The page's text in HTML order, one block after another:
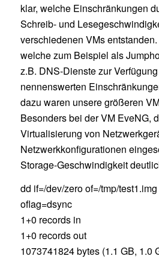
klar, welche Einschränkungen
Schreib- und
verschiedenen VMs
welche zum Beispiel als
z.B. DNS-Dienste zur
nennenswerten
dazu waren unsere größeren
Besonders bei der VM EveNG,
Virtualisierung von
Netzwerkkonfigurationen
Storage-Geschwindigkeit
dd if=/dev/zero of=/tmp/
oflag=dsync
1+0 records in
1+0 records out
1073741824 bytes (1.1 GB, 1.0